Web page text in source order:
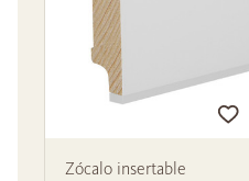
Zócalo insertable